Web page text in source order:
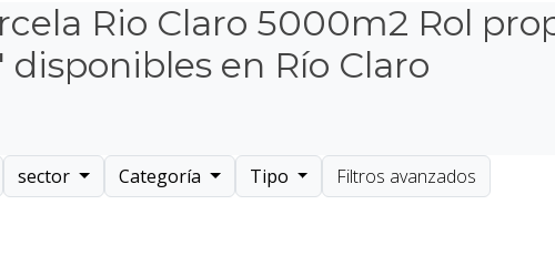
Rio Claro 5000m2 Rol
disponibles en Río Claro
sector Categoría Tipo Filtros avanzados